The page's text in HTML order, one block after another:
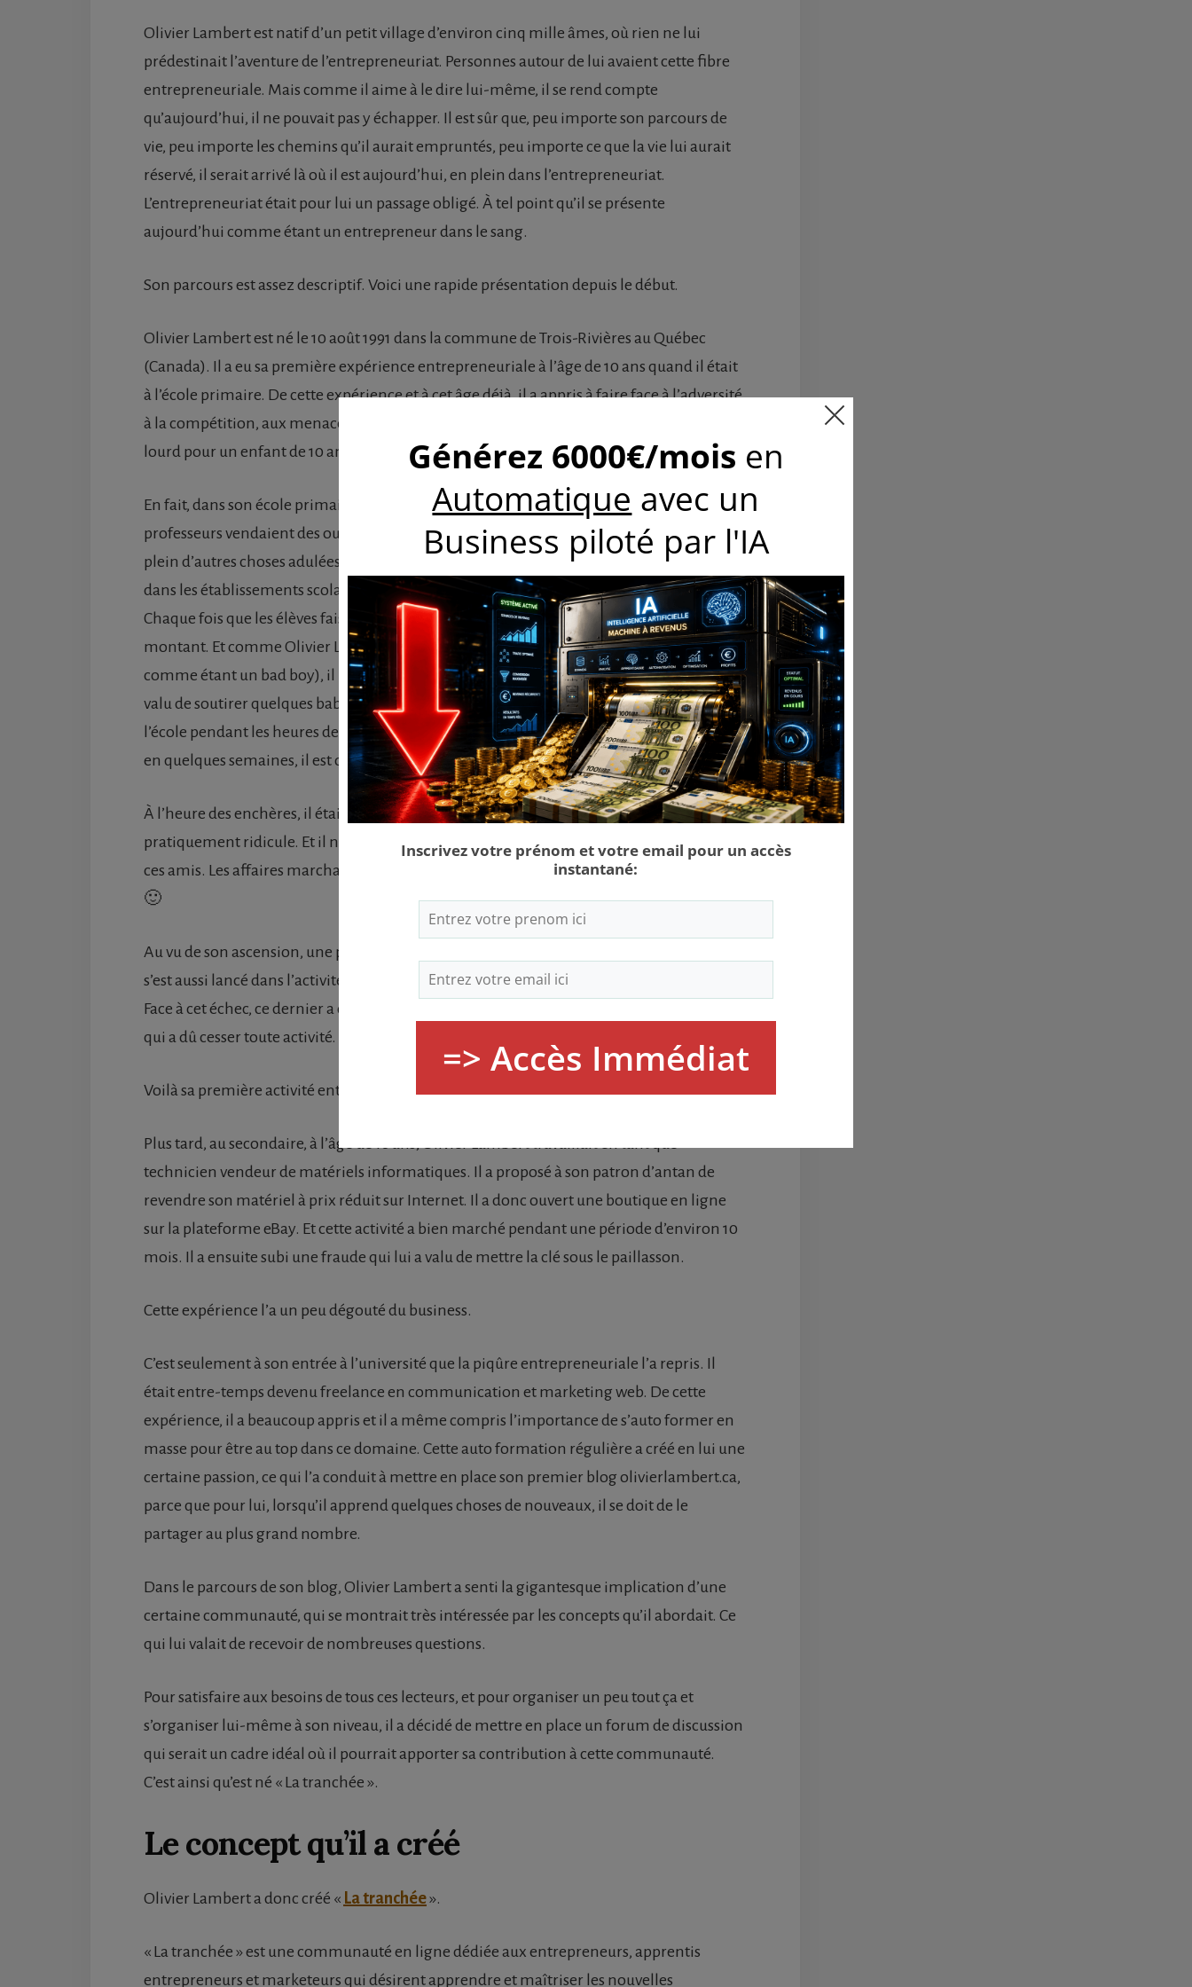
Olivier Lambert est natif d’un petit village d’environ cinq mille âmes, où rien ne lui
prédestinait l’aventure de l’entrepreneuriat. Personnes autour de lui avaient cette fibre
entrepreneuriale. Mais comme il aime à le dire lui-même, il se rend compte
qu’aujourd’hui, il ne pouvait pas y échapper. Il est sûr que, peu importe son parcours de
vie, peu importe les chemins qu’il aurait empruntés, peu importe ce que la vie lui aurait
réservé, il serait arrivé là où il est aujourd’hui, en plein dans l’entrepreneuriat.
L’entrepreneuriat était pour lui un passage obligé. À tel point qu’il se présente
aujourd’hui comme étant un entrepreneur dans le sang.
Son parcours est assez descriptif. Voici une rapide présentation depuis le début.
Olivier Lambert est né le 10 août 1991 dans la commune de Trois-Rivières au Québec
(Canada). Il a eu sa première expérience entrepreneuriale à l’âge de 10 ans quand il était
à l’école primaire. De cette expérience et à cet âge déjà, il a appris à faire face à l’adversité,
à la compétition, aux menaces et aux tractations externes du marché. Ça paraît un peu
lourd pour un enfant de 10 ans non ? Je vous explique.
En fait, dans son école primaire, il y avait un système de vente aux enchères où les
professeurs vendaient des outils didactiques et scolaires tel que des livres, des crayons, et
plein d’autres choses adulées par les enfants de cet âge. À cette période aussi, il existait
dans les établissements scolaires canadiens, des systèmes de récompenses et de points.
Chaque fois que les élèves faisaient des devoirs, ils étaient récompensés avec un certain
montant. Et comme Olivier Lambert n’était pas forcément un bon élève (il se définissait
comme étant un bad boy), il lui fallait trouver un moyen de contournement. Ce qui lui a
valu de soutirer quelques babioles de la maison, de s’installer un petit marché noir à
l’école pendant les heures de pause, et de proposer ses marchandises à ses amis. Vite fait,
en quelques semaines, il est devenu le plus riche de sa classe.
À l’heure des enchères, il était pratiquement celui qui achetait tous les items à prix
pratiquement ridicule. Et il ne s’est pas arrêté là ! Entre les cours, il revendait ces articles à
ces amis. Les affaires marchaient tellement qu’il a dû embaucher deux de ses amis. Lol
🙂
Au vu de son ascension, une pseudo concurrence a vite fait de s’installer. Un autre élève
s’est aussi lancé dans l’activité, mais sans grand succès, vu la part de marché déjà occupée.
Face à cet échec, ce dernier a décidé de dénoncer l’activité « illicite » de Olivier Lambert
qui a dû cesser toute activité.
Voilà sa première activité entrepreneuriale.
Plus tard, au secondaire, à l’âge de 16 ans, Olivier Lambert travaillait en tant que
technicien vendeur de matériels informatiques. Il a proposé à son patron d’antan de
revendre son matériel à prix réduit sur Internet. Il a donc ouvert une boutique en ligne
sur la plateforme eBay. Et cette activité a bien marché pendant une période d’environ 10
mois. Il a ensuite subi une fraude qui lui a valu de mettre la clé sous le paillasson.
Cette expérience l’a un peu dégouté du business.
C’est seulement à son entrée à l’université que la piqûre entrepreneuriale l’a repris. Il
était entre-temps devenu freelance en communication et marketing web. De cette
expérience, il a beaucoup appris et il a même compris l’importance de s’auto former en
masse pour être au top dans ce domaine. Cette auto formation régulière a créé en lui une
certaine passion, ce qui l’a conduit à mettre en place son premier blog olivierlambert.ca,
parce que pour lui, lorsqu’il apprend quelques choses de nouveaux, il se doit de le
partager au plus grand nombre.
Dans le parcours de son blog, Olivier Lambert a senti la gigantesque implication d’une
certaine communauté, qui se montrait très intéressée par les concepts qu’il abordait. Ce
qui lui valait de recevoir de nombreuses questions.
Pour satisfaire aux besoins de tous ces lecteurs, et pour organiser un peu tout ça et
s’organiser lui-même à son niveau, il a décidé de mettre en place un forum de discussion
qui serait un cadre idéal où il pourrait apporter sa contribution à cette communauté.
C’est ainsi qu’est né « La tranchée ».
Le concept qu’il a créé
Olivier Lambert a donc créé « La tranchée».
« La tranchée » est une communauté en ligne dédiée aux entrepreneurs, apprentis
entrepreneurs et marketeurs qui désirent apprendre et maîtriser les nouvelles